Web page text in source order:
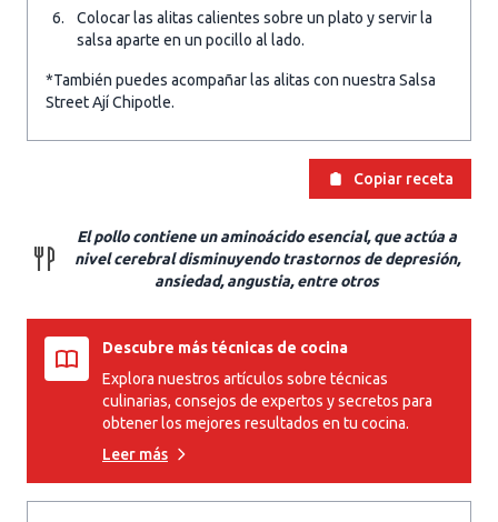
Colocar las alitas calientes sobre un plato y servir la
salsa aparte en un pocillo al lado.
*También puedes acompañar las alitas con nuestra Salsa
Street Ají Chipotle.
Copiar receta
El pollo contiene un aminoácido esencial, que actúa a
nivel cerebral disminuyendo trastornos de depresión,
ansiedad, angustia, entre otros
Descubre más técnicas de cocina
Explora nuestros artículos sobre técnicas
culinarias, consejos de expertos y secretos para
obtener los mejores resultados en tu cocina.
Leer más